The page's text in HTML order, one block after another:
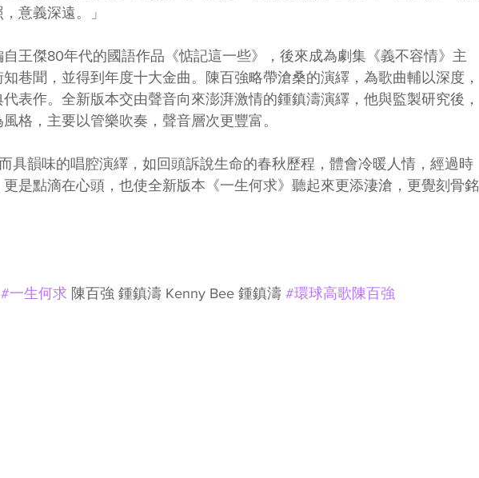
意義深遠。」
自王傑80年代的國語作品《惦記這一些》，後來成為劇集《義不容情》主
巷聞，並得到年度十大金曲。陳百強略帶滄桑的演繹，為歌曲輔以深度，
表作。​全新版本交由聲音向來澎湃激情的鍾鎮濤演繹，他與監製研究後，
格，主要以管樂吹奏，聲音層次更豐富。
具韻味的唱腔演繹，如回頭訴說生命的春秋歷程，體會冷暖人情，經過時
是點滴在心頭，也使全新版本《一生何求》聽起來更添淒滄，更覺刻骨銘
#一生何求 陳百強 鍾鎮濤 Kenny Bee 鍾鎮濤 #環球高歌陳百強